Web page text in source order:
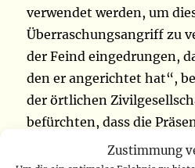
Zustimmung
verwendet werden, um
Überraschungsangriff zu
der Feind eingedrungen,
den er angerichtet hat“,
der örtlichen
befürchten, dass die
Männer in der Region die